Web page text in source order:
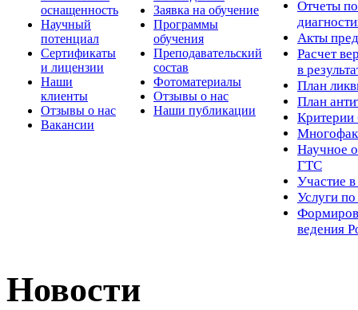
оснащенность
Научный
потенциал
Сертификаты
и лицензии
Наши
клиенты
Отзывы о нас
Вакансии
Заявка на обучение
Программы
обучения
Преподавательский
состав
Фотоматериалы
Отзывы о нас
Наши публикации
Отчеты по
Акты
Расчет
в
План
План
Критерии
Научное
ГТС
Участие
Услуги
ведения
Новости